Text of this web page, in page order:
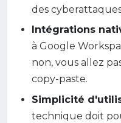
des
Intégrations
à Google
non, vous allez
copy-paste.
Simplicité
technique doit